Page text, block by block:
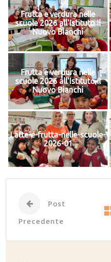
Frutta e verdura nelle
scuole 2026 all'Istituto Il
Nuovo Bianchi
Frutta e verdura nelle
scuole 2026 all'Istituto Il
Nuovo Bianchi
Latte-e-frutta-nelle-scuole-
2026-01
Post
Precedente